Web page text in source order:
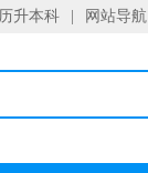
升本科 网站导航